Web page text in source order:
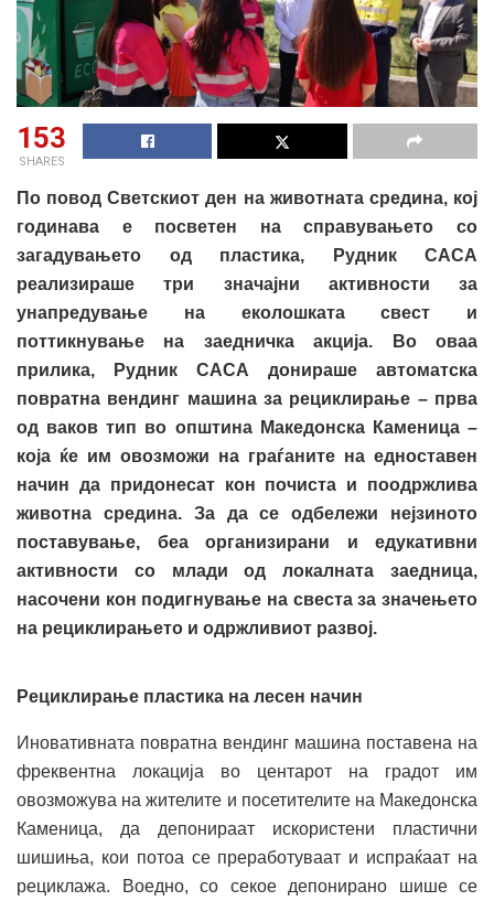
153
SHARES
По повод Светскиот ден на животната средина, кој
годинава е посветен на справувањето со
загадувањето од пластика, Рудник САСА
реализираше три значајни активности за
унапредување на еколошката свест и
поттикнување на заедничка акција. Во оваа
прилика, Рудник САСА донираше автоматска
повратна вендинг машина за рециклирање – прва
од ваков тип во општина Македонска Каменица –
која ќе им овозможи на граѓаните на едноставен
начин да придонесат кон почиста и поодржлива
животна средина. За да се одбележи нејзиното
поставување, беа организирани и едукативни
активности со млади од локалната заедница,
насочени кон подигнување на свеста за значењето
на рециклирањето и одржливиот развој.
Рециклирање пластика на лесен начин
Иновативната повратна вендинг машина поставена на
фреквентна локација во центарот на градот им
овозможува на жителите и посетителите на Македонска
Каменица, да депонираат искористени пластични
шишиња, кои потоа се преработуваат и испраќаат на
рециклажа. Воедно, со секое депонирано шише се